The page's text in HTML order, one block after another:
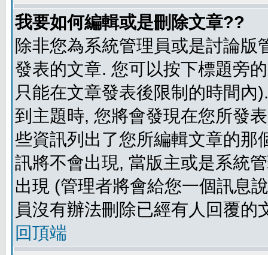
我要如何編輯或是刪除文章??
除非您為系統管理員或是討論
發表的文章. 您可以按下標題旁
只能在文章發表後限制的時間
到主題時, 您將會發現在您所發
些資訊列出了您所編輯文章的那
訊將不會出現, 當版主或是系統
出現 (管理者將會給您一個訊息
員沒有辦法刪除已經有人回覆的
回頂端